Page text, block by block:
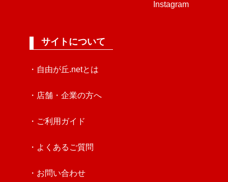
Instagram
サイトについて
・自由が丘.netとは
・店舗・企業の方へ
・ご利用ガイド
・よくあるご質問
・お問い合わせ